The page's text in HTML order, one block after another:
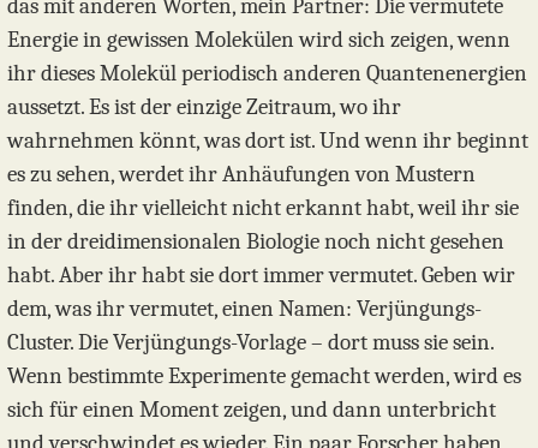
das mit anderen Worten, mein Partner: Die vermutete
Energie in gewissen Molekülen wird sich zeigen, wenn
ihr dieses Molekül periodisch anderen Quantenenergien
aussetzt. Es ist der einzige Zeitraum, wo ihr
wahrnehmen könnt, was dort ist. Und wenn ihr beginnt
es zu sehen, werdet ihr Anhäufungen von Mustern
finden, die ihr vielleicht nicht erkannt habt, weil ihr sie
in der dreidimensionalen Biologie noch nicht gesehen
habt. Aber ihr habt sie dort immer vermutet. Geben wir
dem, was ihr vermutet, einen Namen: Verjüngungs-
Cluster. Die Verjüngungs-Vorlage – dort muss sie sein.
Wenn bestimmte Experimente gemacht werden, wird es
sich für einen Moment zeigen, und dann unterbricht